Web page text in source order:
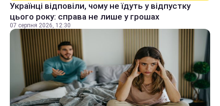
Українці відповіли, чому не їдуть у відпустку
цього року: справа не лише у грошах
07 серпня 2026, 12:30